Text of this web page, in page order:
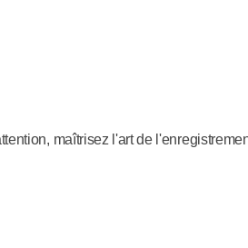
maîtrisez l'art de